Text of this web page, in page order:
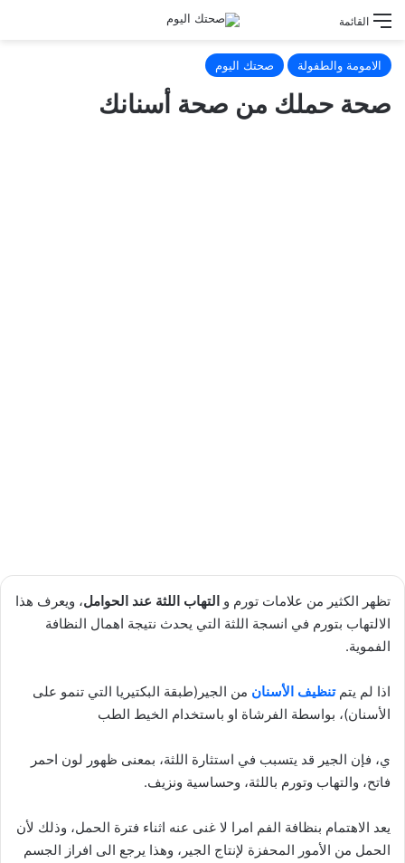
القائمة
الامومة والطفولة صحتك اليوم
صحة حملك من صحة أسنانك
تظهر الكثير من علامات تورم و التهاب اللثة عند الحوامل، ويعرف هذا
الالتهاب بتورم في انسجة اللثة التي يحدث نتيجة اهمال النظافة
الفموية.
اذا لم يتم تنظيف الأسنان من الجير(طبقة البكتيريا التي تنمو على
الأسنان)، بواسطة الفرشاة او باستخدام الخيط الطب
ي، فإن الجير قد يتسبب في استثارة اللثة، بمعنى ظهور لون احمر
فاتح، والتهاب وتورم باللثة، وحساسية ونزيف.
يعد الاهتمام بنظافة الفم امرا لا غنى عنه اثناء فترة الحمل، وذلك لأن
الحمل من الأمور المحفزة لإنتاج الجير، وهذا يرجع الى افراز الجسم